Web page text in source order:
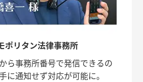
ポリタン法律事務所
ら事務所番号で発信できるの
に通知せず対応が可能に。